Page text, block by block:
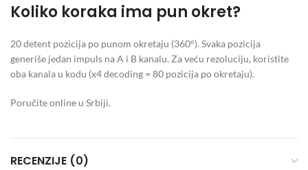
Koliko koraka ima pun okret?
20 detent pozicija po punom okretaju (360°). Svaka pozicija
generiše jedan impuls na A i B kanalu. Za veću rezoluciju, koristite
oba kanala u kodu (x4 decoding = 80 pozicija po okretaju).
Poručite online u Srbiji.
RECENZIJE (0)